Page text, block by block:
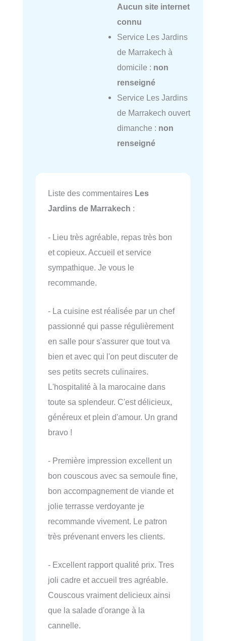
Aucun site internet
connu
Service Les Jardins
de Marrakech à
domicile : non
renseigné
Service Les Jardins
de Marrakech ouvert
dimanche : non
renseigné
Liste des commentaires Les
Jardins de Marrakech :
- Lieu très agréable, repas très bon
et copieux. Accueil et service
sympathique. Je vous le
recommande.
- La cuisine est réalisée par un chef
passionné qui passe régulièrement
en salle pour s'assurer que tout va
bien et avec qui l'on peut discuter de
ses petits secrets culinaires.
L'hospitalité à la marocaine dans
toute sa splendeur. C'est délicieux,
généreux et plein d'amour. Un grand
bravo !
- Première impression excellent un
bon couscous avec sa semoule fine,
bon accompagnement de viande et
jolie terrasse verdoyante je
recommande vivement. Le patron
très prévenant envers les clients.
- Excellent rapport qualité prix. Tres
joli cadre et accueil tres agréable.
Couscous vraiment delicieux ainsi
que la salade d'orange à la
cannelle.